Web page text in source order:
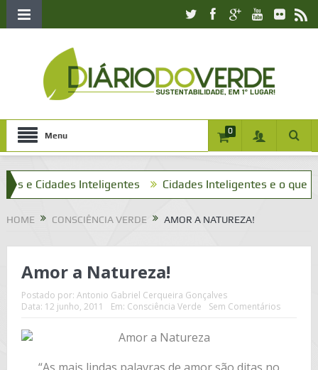
Menu 0
Cidades Inteligentes Cidades Inteligentes e o que tenho
HOME CONSCIÊNCIA VERDE AMOR A NATUREZA!
Amor a Natureza!
Postado por: Antonio Gabriel Cerqueira Gonçalves
Data: 12 junho, 2011 Em: Consciência Verde Sem Comentários